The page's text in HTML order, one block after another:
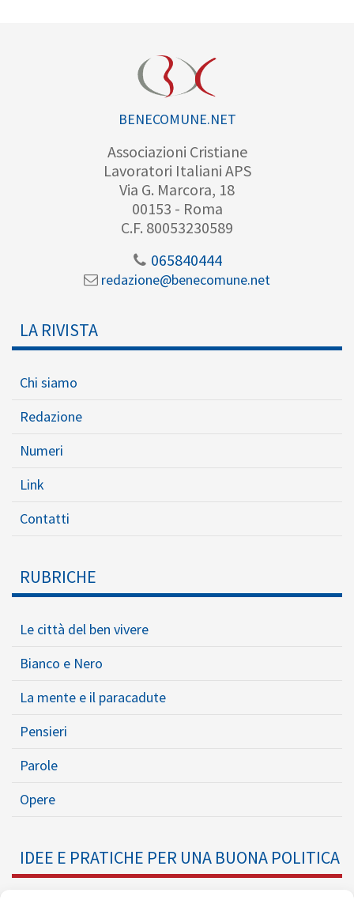
BENECOMUNE.NET
Associazioni Cristiane
Lavoratori Italiani APS
Via G. Marcora, 18
00153 - Roma
C.F. 80053230589
065840444
redazione@benecomune.net
LA RIVISTA
Chi siamo
Redazione
Numeri
Link
Contatti
RUBRICHE
Le città del ben vivere
Bianco e Nero
La mente e il paracadute
Pensieri
Parole
Opere
IDEE E PRATICHE PER UNA BUONA POLITICA